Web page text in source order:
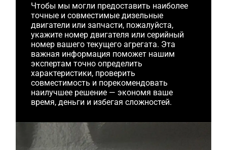
Чтобы мы могли предоставить наиболее
точные и совместимые дизельные
двигатели или запчасти, пожалуйста,
укажите номер двигателя или серийный
номер вашего текущего агрегата. Эта
важная информация поможет нашим
экспертам точно определить
характеристики, проверить
совместимость и порекомендовать
наилучшее решение — экономя ваше
время, деньги и избегая сложностей.